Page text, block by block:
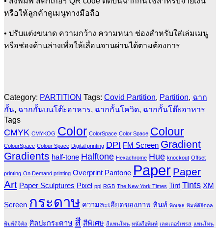
หรือให้ลูกค้าดูเมนูทางมือถือ
• ปรับแต่งขนาด ความกว้าง ความหนา ช่องสำหรับใส่เล่มเมนู
หรือช่องด้านล่างเพื่อให้เลื่อนจานผ่านได้ตามต้องการ
Category: PARTITION Tags: Covid Partition, Partition, ฉาก
กั้น, ฉากกั้นบนโต๊ะอาหาร, ฉากกั้นโควิด, ฉากกั้นโต๊ะอาหาร
Tags
CMYK CMYKOG Color ColorSpace Color Space Colour
ColourSpace Colour Space Digital printing DPI FM Screen Gradient
Gradients half-tone Halftone Hexachrome Hue knockout Offset
printing On Demand printing Overprint Pantone Paper Paper
Art Paper Sculptures Pixel ppi RGB The New York Times Tint Tints XM
Screen กระดาษ ความละเอียดของภาพ ทินท์ พิกเซล พิมพ์ดิจิตอล
พิมพ์ดิจิทัล ศิลปะกระดาษ สี สีพิเศษ สีแพนโทน หนังสือพิมพ์ เลตเตอร์เพรส แพนโทน